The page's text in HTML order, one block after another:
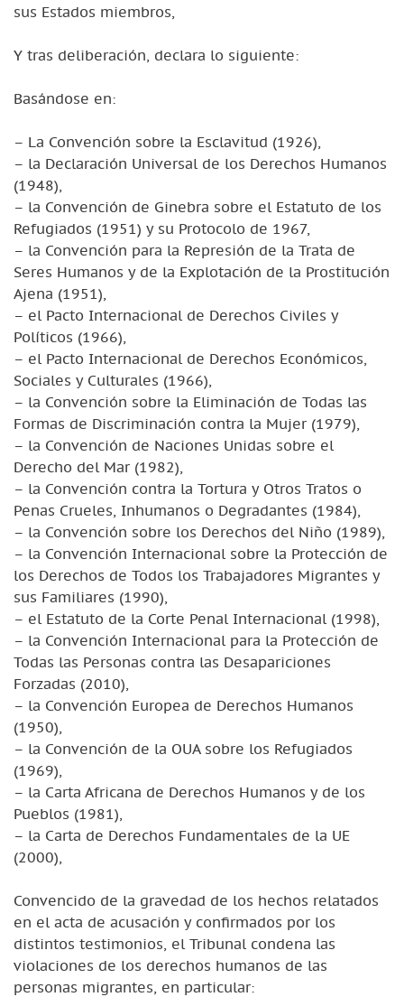
sus Estados miembros,
Y tras deliberación, declara lo siguiente:
Basándose en:
– La Convención sobre la Esclavitud (1926),
– la Declaración Universal de los Derechos Humanos
(1948),
– la Convención de Ginebra sobre el Estatuto de los
Refugiados (1951) y su Protocolo de 1967,
– la Convención para la Represión de la Trata de
Seres Humanos y de la Explotación de la Prostitución
Ajena (1951),
– el Pacto Internacional de Derechos Civiles y
Políticos (1966),
– el Pacto Internacional de Derechos Económicos,
Sociales y Culturales (1966),
– la Convención sobre la Eliminación de Todas las
Formas de Discriminación contra la Mujer (1979),
– la Convención de Naciones Unidas sobre el
Derecho del Mar (1982),
– la Convención contra la Tortura y Otros Tratos o
Penas Crueles, Inhumanos o Degradantes (1984),
– la Convención sobre los Derechos del Niño (1989),
– la Convención Internacional sobre la Protección de
los Derechos de Todos los Trabajadores Migrantes y
sus Familiares (1990),
– el Estatuto de la Corte Penal Internacional (1998),
– la Convención Internacional para la Protección de
Todas las Personas contra las Desapariciones
Forzadas (2010),
– la Convención Europea de Derechos Humanos
(1950),
– la Convención de la OUA sobre los Refugiados
(1969),
– la Carta Africana de Derechos Humanos y de los
Pueblos (1981),
– la Carta de Derechos Fundamentales de la UE
(2000),
Convencido de la gravedad de los hechos relatados
en el acta de acusación y confirmados por los
distintos testimonios, el Tribunal condena las
violaciones de los derechos humanos de las
personas migrantes, en particular: